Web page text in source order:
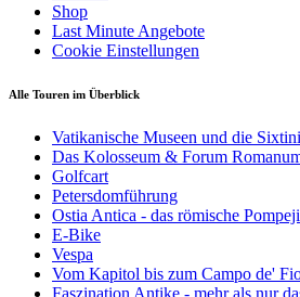
Shop
Last Minute Angebote
Cookie Einstellungen
Alle Touren im Überblick
Vatikanische Museen und die
Das Kolosseum & Forum
Golfcart
Petersdomführung
Ostia Antica - das römische Pompeji
E-Bike
Vespa
Vom Kapitol bis zum Campo de'
Faszination Antike - mehr als nur